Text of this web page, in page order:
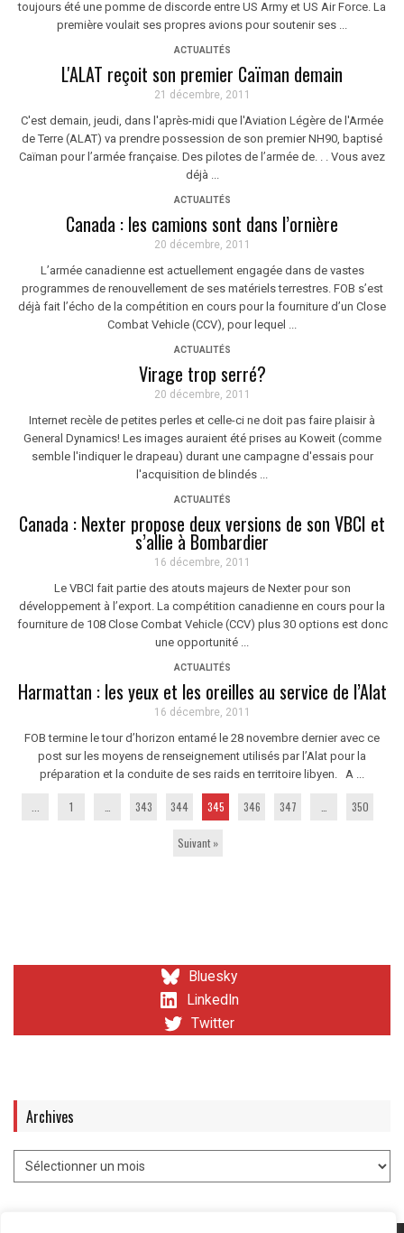
toujours été une pomme de discorde entre US Army et US Air Force. La
première voulait ses propres avions pour soutenir ses ...
ACTUALITÉS
L'ALAT reçoit son premier Caïman demain
21 décembre, 2011
C'est demain, jeudi, dans l'après-midi que l'Aviation Légère de l'Armée
de Terre (ALAT) va prendre possession de son premier NH90, baptisé
Caïman pour l’armée française. Des pilotes de l’armée de. . . Vous avez
déjà ...
ACTUALITÉS
Canada : les camions sont dans l’ornière
20 décembre, 2011
L’armée canadienne est actuellement engagée dans de vastes
programmes de renouvellement de ses matériels terrestres. FOB s’est
déjà fait l’écho de la compétition en cours pour la fourniture d’un Close
Combat Vehicle (CCV), pour lequel ...
ACTUALITÉS
Virage trop serré?
20 décembre, 2011
Internet recèle de petites perles et celle-ci ne doit pas faire plaisir à
General Dynamics! Les images auraient été prises au Koweit (comme
semble l'indiquer le drapeau) durant une campagne d'essais pour
l'acquisition de blindés ...
ACTUALITÉS
Canada : Nexter propose deux versions de son VBCI et
s’allie à Bombardier
16 décembre, 2011
Le VBCI fait partie des atouts majeurs de Nexter pour son
développement à l’export. La compétition canadienne en cours pour la
fourniture de 108 Close Combat Vehicle (CCV) plus 30 options est donc
une opportunité ...
ACTUALITÉS
Harmattan : les yeux et les oreilles au service de l’Alat
16 décembre, 2011
FOB termine le tour d’horizon entamé le 28 novembre dernier avec ce
post sur les moyens de renseignement utilisés par l’Alat pour la
préparation et la conduite de ses raids en territoire libyen. A ...
1 343 344 345 346 347 350
Suivant »
Bluesky
LinkedIn
Twitter
Archives